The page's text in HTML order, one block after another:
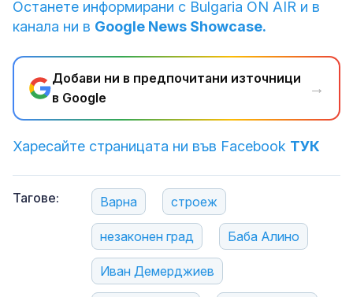
Останете информирани с Bulgaria ON AIR и в
канала ни в Google News Showcase.
Добави ни в предпочитани източници
в Google
→
Харесайте страницата ни във Facebook ТУК
Тагове: Варна строеж
незаконен град Баба Алино
Иван Демерджиев